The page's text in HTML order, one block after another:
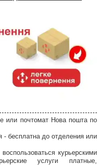
или почтомат Нова пошта по
- бесплатна до отделения или
курьерскими
услуги платные,